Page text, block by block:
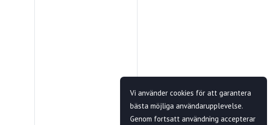
Vi använder cookies för att garantera
bästa möjliga användarupplevelse.
Genom fortsatt användning accepterar